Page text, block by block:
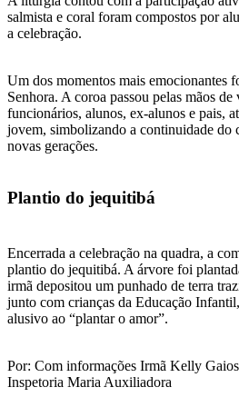
salmista e coral foram compostos por
a celebração.
Um dos momentos mais emocionantes
Senhora. A coroa passou pelas mãos de
funcionários, alunos, ex-alunos e pais,
jovem, simbolizando a continuidade do
novas gerações.
Plantio do jequitibá
Encerrada a celebração na quadra, a
plantio do jequitibá. A árvore foi
irmã depositou um punhado de terra
junto com crianças da Educação
alusivo ao “plantar o amor”.
Por: Com informações Irmã Kelly
Inspetoria Maria Auxiliadora